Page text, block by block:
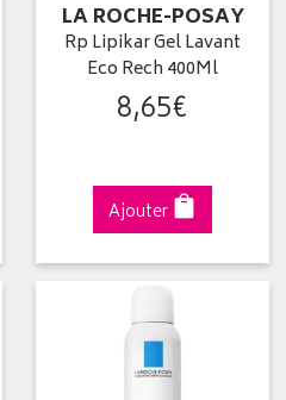
LA ROCHE-POSAY
Rp Lipikar Gel Lavant
Eco Rech 400Ml
8,65€
Ajouter